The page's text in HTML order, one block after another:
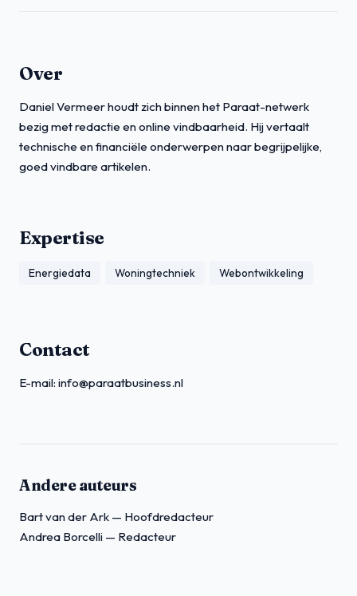
Over
Daniel Vermeer houdt zich binnen het Paraat-netwerk
bezig met redactie en online vindbaarheid. Hij vertaalt
technische en financiële onderwerpen naar begrijpelijke,
goed vindbare artikelen.
Expertise
Energiedata Woningtechniek Webontwikkeling
Contact
E-mail: info@paraatbusiness.nl
Andere auteurs
Bart van der Ark — Hoofdredacteur
Andrea Borcelli — Redacteur